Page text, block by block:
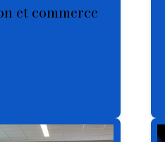
et commerce